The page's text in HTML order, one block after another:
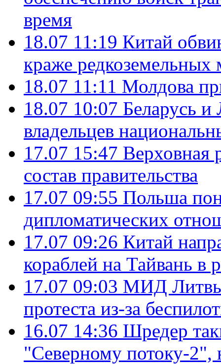
время
18.07 11:19 Китай
краже редкоземельных
18.07 11:11 Молдова
18.07 10:07 Беларусь
владельцев
17.07 15:47 Верховная
состав правительства
17.07 09:55 Польша
дипломатических
17.07 09:26 Китай
кораблей на Тайвань в
17.07 09:03 МИД Литвы
протеста из-за
16.07 14:36 Шредер
"Северному потоку-2",